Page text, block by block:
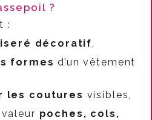
?
:
décoratif
formes d’un vêtement
les coutures visibles,
poches, cols,